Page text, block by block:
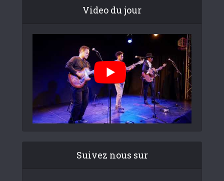
Video du jour
Suivez nous sur